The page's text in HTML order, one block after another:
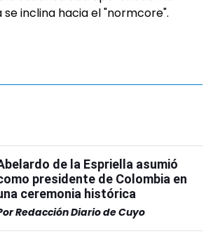
inclina hacia el "normcore".
de la Espriella asumió
presidente de Colombia en
ceremonia histórica
Redacción Diario de Cuyo